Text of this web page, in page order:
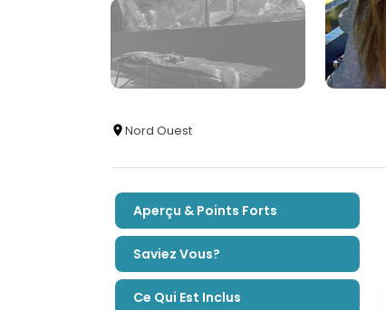
Nord Ouest
Aperçu & Points Forts
Saviez Vous?
Ce Qui Est Inclus